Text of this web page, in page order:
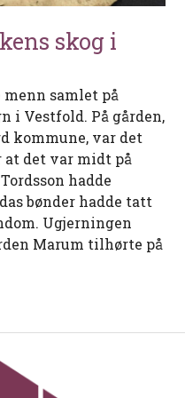
skog i
menn samlet på
i Vestfold. På gården,
kommune, var det
det var midt på
hadde
bønder hadde tatt
Ugjerningen
Marum tilhørte på
i kirkens skog i 1341